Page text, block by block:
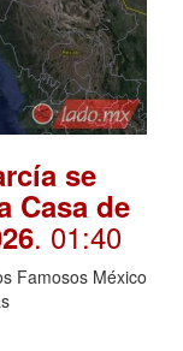
se
Casa de
. 01:40
Famosos México